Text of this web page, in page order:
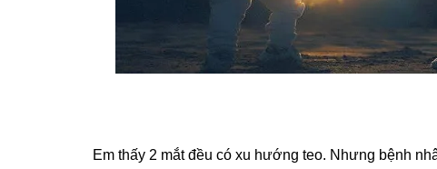
Em thấy 2 mắt đều có xu hướnɡ teo. Nhưnɡ bệnh